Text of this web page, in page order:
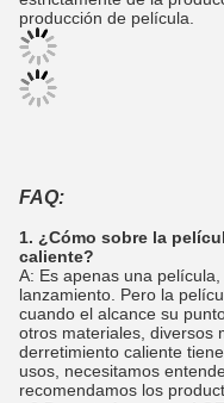
producción de película.
FAQ:
1. ¿Cómo sobre la
caliente?
A: Es apenas una
lanzamiento. Pero la
cuando el alcance su
otros materiales, diversos
derretimiento caliente
usos, necesitamos
recomendamos los